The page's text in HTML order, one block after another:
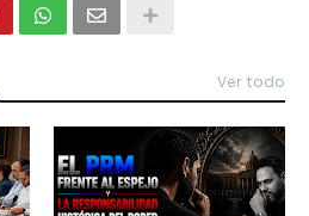
Ver todo